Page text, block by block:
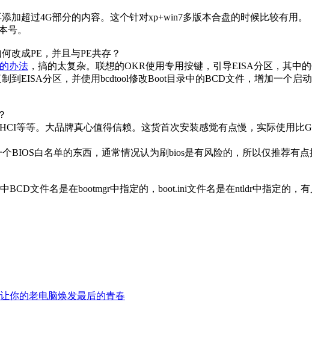
加超过4G部分的内容。这个针对xp+win7多版本合盘的时候比较有用。
号。
改成PE，并且与PE共存？
办法 ，搞的太复杂。联想的OKR使用专用按键，引导EISA分区，其中
到EISA分区，并使用bcdtool修改Boot目录中的BCD文件，增加一个
等等。大品牌真心值得信赖。这货首次安装感觉有点慢，实际使用比
BIOS白名单的东西，通常情况认为刷bios是有风险的，所以仅推荐有点
文件名是在bootmgr中指定的，boot.ini文件名是在ntldr中指定的，
你的老电脑焕发最后的青春